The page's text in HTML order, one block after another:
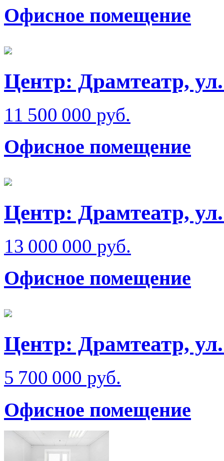
Офисное помещение
Центр: Драмтеатр,
11 500 000 руб.
Офисное помещение
Центр: Драмтеатр,
13 000 000 руб.
Офисное помещение
Центр: Драмтеатр,
5 700 000 руб.
Офисное помещение